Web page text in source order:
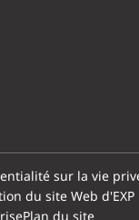
sur la vie
du site Web d'EXP